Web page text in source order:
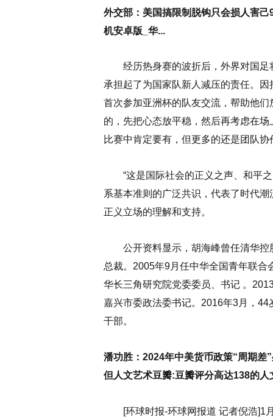
外交部：美国搞限制脱钩只会损人害
机安卓版_华...
经历热身赛的波折后，外界对国足
承担起了为国家队新人减压的责任。
首次参加亚洲杯的队友交流，帮助他
的，先把心态放平稳，然后再考虑在
比赛中肯定要有，但更多的还是团队协
“这是国际社会的正义之声、和平之
系基本准则的广泛共识，代表了时代
正义立场的理解和支持。
公开资料显示，胡海峰曾任清华控
总裁。2005年9月任中华全国青年联
华长三角研究院党委委员、书记 。
嘉兴市委政法委书记。2016年3月，
干部。
潘功胜：2024年中美货币政策“周期差
但人文艺术豆瓣:豆瓣评分高达138的
[环球时报-环球网报道 记者倪浩]1